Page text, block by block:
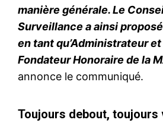
manière générale. Le
Surveillance a ainsi
en tant qu’Administrateur
Fondateur Honoraire de la
annonce le communiqué.
Toujours debout, toujours